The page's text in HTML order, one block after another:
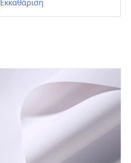
Εκκαθάριση